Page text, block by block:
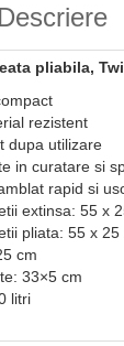
Descriere
pliabila,
rezistent
dupa utilizare
in curatare si
rapid si
extinsa: 55 x
pliata: 55 x 25
cm
33×5 cm
litri